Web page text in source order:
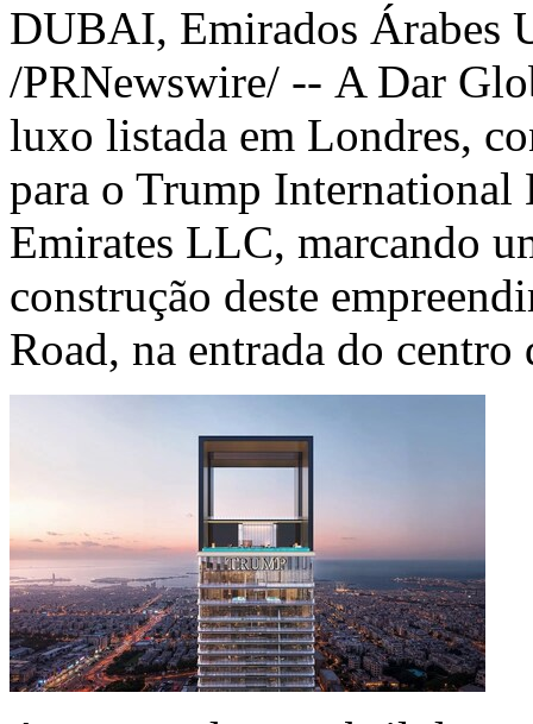
DUBAI, Emirados Árabes
/PRNewswire/ -- A Dar
luxo listada em Londres,
para o Trump
Emirates LLC, marcando
construção deste
Road, na entrada do centro